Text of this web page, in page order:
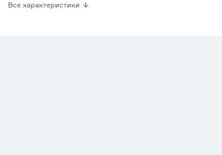
Все характеристики